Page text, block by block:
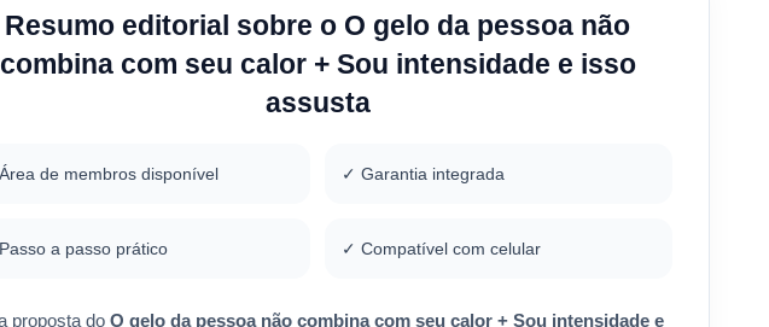
Resumo editorial sobre o O gelo da pessoa não
combina com seu calor + Sou intensidade e isso
assusta
de membros disponível ✓ Garantia integrada
a passo prático ✓ Compatível com celular
proposta do O gelo da pessoa não combina com seu calor + Sou intensidade e